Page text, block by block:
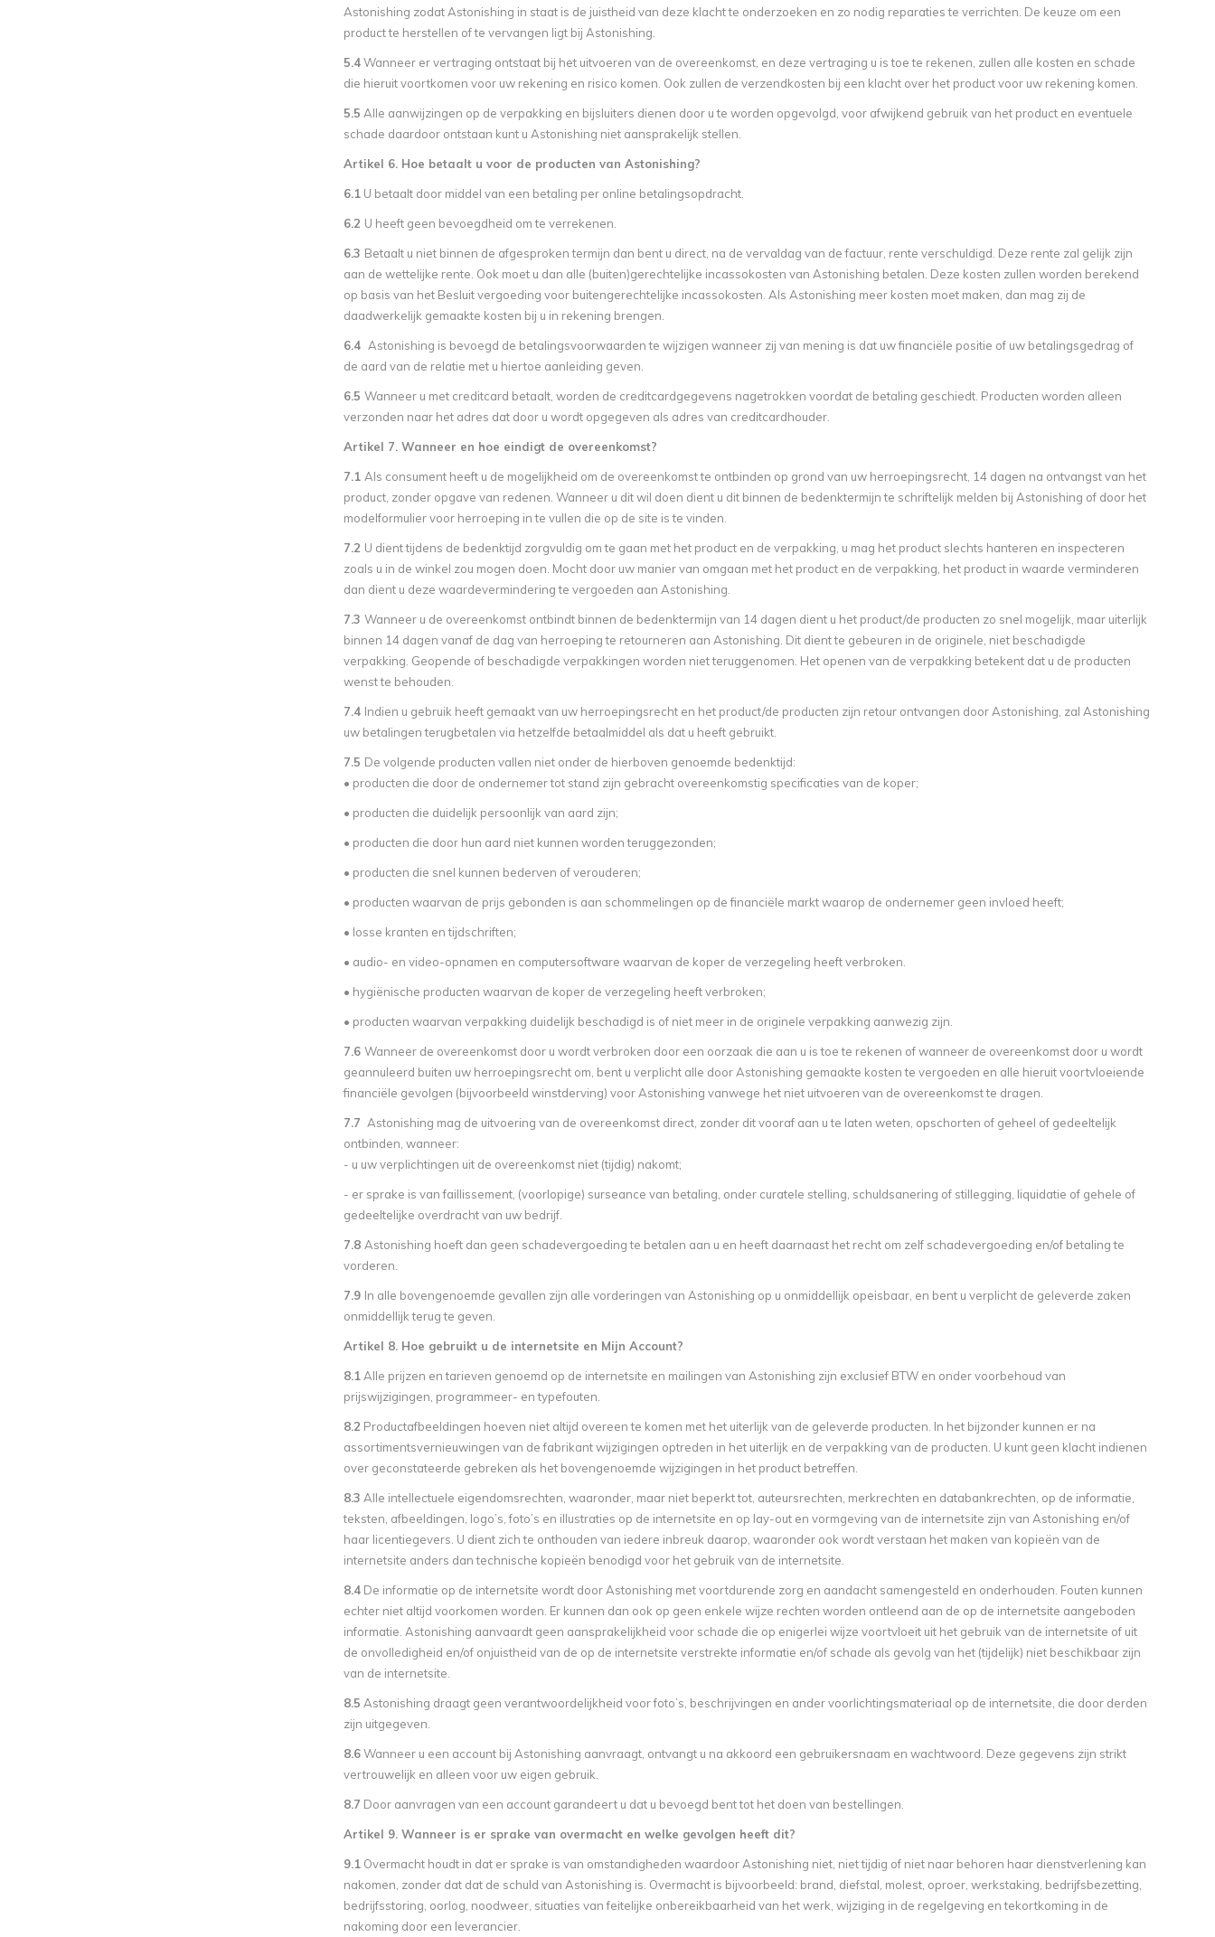
Astonishing zodat Astonishing in staat is de juistheid van deze klacht te onderzoeken en zo nodig reparaties te verrichten. De keuze om een
product te herstellen of te vervangen ligt bij Astonishing.
5.4Wanneer er vertraging ontstaat bij het uitvoeren van de overeenkomst, en deze vertraging u is toe te rekenen, zullen alle kosten en schade
die hieruit voortkomen voor uw rekening en risico komen. Ook zullen de verzendkosten bij een klacht over het product voor uw rekening komen.
5.5 Alle aanwijzingen op de verpakking en bijsluiters dienen door u te worden opgevolgd, voor afwijkend gebruik van het product en eventuele
schade daardoor ontstaan kunt u Astonishing niet aansprakelijk stellen.
Artikel 6. Hoe betaalt u voor de producten van Astonishing?
6.1U betaalt door middel van een betaling per online betalingsopdracht.
6.2 U heeft geen bevoegdheid om te verrekenen.
6.3 Betaalt u niet binnen de afgesproken termijn dan bent u direct, na de vervaldag van de factuur, rente verschuldigd. Deze rente zal gelijk zijn
aan de wettelijke rente. Ook moet u dan alle (buiten)gerechtelijke incassokosten van Astonishing betalen. Deze kosten zullen worden berekend
op basis van het Besluit vergoeding voor buitengerechtelijke incassokosten. Als Astonishing meer kosten moet maken, dan mag zij de
daadwerkelijk gemaakte kosten bij u in rekening brengen.
6.4 Astonishing is bevoegd de betalingsvoorwaarden te wijzigen wanneer zij van mening is dat uw financiële positie of uw betalingsgedrag of
de aard van de relatie met u hiertoe aanleiding geven.
6.5 Wanneer u met creditcard betaalt, worden de creditcardgegevens nagetrokken voordat de betaling geschiedt. Producten worden alleen
verzonden naar het adres dat door u wordt opgegeven als adres van creditcardhouder.
Artikel 7. Wanneer en hoe eindigt de overeenkomst?
7.1 Als consument heeft u de mogelijkheid om de overeenkomst te ontbinden op grond van uw herroepingsrecht, 14 dagen na ontvangst van het
product, zonder opgave van redenen. Wanneer u dit wil doen dient u dit binnen de bedenktermijn te schriftelijk melden bij Astonishing of door het
modelformulier voor herroeping in te vullen die op de site is te vinden.
7.2 U dient tijdens de bedenktijd zorgvuldig om te gaan met het product en de verpakking, u mag het product slechts hanteren en inspecteren
zoals u in de winkel zou mogen doen. Mocht door uw manier van omgaan met het product en de verpakking, het product in waarde verminderen
dan dient u deze waardevermindering te vergoeden aan Astonishing.
7.3 Wanneer u de overeenkomst ontbindt binnen de bedenktermijn van 14 dagen dient u het product/de producten zo snel mogelijk, maar uiterlijk
binnen 14 dagen vanaf de dag van herroeping te retourneren aan Astonishing. Dit dient te gebeuren in de originele, niet beschadigde
verpakking. Geopende of beschadigde verpakkingen worden niet teruggenomen. Het openen van de verpakking betekent dat u de producten
wenst te behouden.
7.4 Indien u gebruik heeft gemaakt van uw herroepingsrecht en het product/de producten zijn retour ontvangen door Astonishing, zal Astonishing
uw betalingen terugbetalen via hetzelfde betaalmiddel als dat u heeft gebruikt.
7.5 De volgende producten vallen niet onder de hierboven genoemde bedenktijd:
• producten die door de ondernemer tot stand zijn gebracht overeenkomstig specificaties van de koper;
• producten die duidelijk persoonlijk van aard zijn;
• producten die door hun aard niet kunnen worden teruggezonden;
• producten die snel kunnen bederven of verouderen;
• producten waarvan de prijs gebonden is aan schommelingen op de financiële markt waarop de ondernemer geen invloed heeft;
• losse kranten en tijdschriften;
• audio- en video-opnamen en computersoftware waarvan de koper de verzegeling heeft verbroken.
• hygiënische producten waarvan de koper de verzegeling heeft verbroken;
• producten waarvan verpakking duidelijk beschadigd is of niet meer in de originele verpakking aanwezig zijn.
7.6 Wanneer de overeenkomst door u wordt verbroken door een oorzaak die aan u is toe te rekenen of wanneer de overeenkomst door u wordt
geannuleerd buiten uw herroepingsrecht om, bent u verplicht alle door Astonishing gemaakte kosten te vergoeden en alle hieruit voortvloeiende
financiële gevolgen (bijvoorbeeld winstderving) voor Astonishing vanwege het niet uitvoeren van de overeenkomst te dragen.
7.7 Astonishing mag de uitvoering van de overeenkomst direct, zonder dit vooraf aan u te laten weten, opschorten of geheel of gedeeltelijk
ontbinden, wanneer:
- u uw verplichtingen uit de overeenkomst niet (tijdig) nakomt;
- er sprake is van faillissement, (voorlopige) surseance van betaling, onder curatele stelling, schuldsanering of stillegging, liquidatie of gehele of
gedeeltelijke overdracht van uw bedrijf.
7.8 Astonishing hoeft dan geen schadevergoeding te betalen aan u en heeft daarnaast het recht om zelf schadevergoeding en/of betaling te
vorderen.
7.9 In alle bovengenoemde gevallen zijn alle vorderingen van Astonishing op u onmiddellijk opeisbaar, en bent u verplicht de geleverde zaken
onmiddellijk terug te geven.
Artikel 8. Hoe gebruikt u de internetsite en Mijn Account?
8.1Alle prijzen en tarieven genoemd op de internetsite en mailingen van Astonishing zijn exclusief BTW en onder voorbehoud van
prijswijzigingen, programmeer- en typefouten.
8.2 Productafbeeldingen hoeven niet altijd overeen te komen met het uiterlijk van de geleverde producten. In het bijzonder kunnen er na
assortimentsvernieuwingen van de fabrikant wijzigingen optreden in het uiterlijk en de verpakking van de producten. U kunt geen klacht indienen
over geconstateerde gebreken als het bovengenoemde wijzigingen in het product betreffen.
8.3 Alle intellectuele eigendomsrechten, waaronder, maar niet beperkt tot, auteursrechten, merkrechten en databankrechten, op de informatie,
teksten, afbeeldingen, logo’s, foto’s en illustraties op de internetsite en op lay-out en vormgeving van de internetsite zijn van Astonishing en/of
haar licentiegevers. U dient zich te onthouden van iedere inbreuk daarop, waaronder ook wordt verstaan het maken van kopieën van de
internetsite anders dan technische kopieën benodigd voor het gebruik van de internetsite.
8.4De informatie op de internetsite wordt door Astonishing met voortdurende zorg en aandacht samengesteld en onderhouden. Fouten kunnen
echter niet altijd voorkomen worden. Er kunnen dan ook op geen enkele wijze rechten worden ontleend aan de op de internetsite aangeboden
informatie. Astonishing aanvaardt geen aansprakelijkheid voor schade die op enigerlei wijze voortvloeit uit het gebruik van de internetsite of uit
de onvolledigheid en/of onjuistheid van de op de internetsite verstrekte informatie en/of schade als gevolg van het (tijdelijk) niet beschikbaar zijn
van de internetsite.
8.5 Astonishing draagt geen verantwoordelijkheid voor foto’s, beschrijvingen en ander voorlichtingsmateriaal op de internetsite, die door derden
zijn uitgegeven.
8.6Wanneer u een account bij Astonishing aanvraagt, ontvangt u na akkoord een gebruikersnaam en wachtwoord. Deze gegevens zijn strikt
vertrouwelijk en alleen voor uw eigen gebruik.
8.7 Door aanvragen van een account garandeert u dat u bevoegd bent tot het doen van bestellingen.
Artikel 9. Wanneer is er sprake van overmacht en welke gevolgen heeft dit?
9.1Overmacht houdt in dat er sprake is van omstandigheden waardoor Astonishing niet, niet tijdig of niet naar behoren haar dienstverlening kan
nakomen, zonder dat dat de schuld van Astonishing is. Overmacht is bijvoorbeeld: brand, diefstal, molest, oproer, werkstaking, bedrijfsbezetting,
bedrijfsstoring, oorlog, noodweer, situaties van feitelijke onbereikbaarheid van het werk, wijziging in de regelgeving en tekortkoming in de
nakoming door een leverancier.